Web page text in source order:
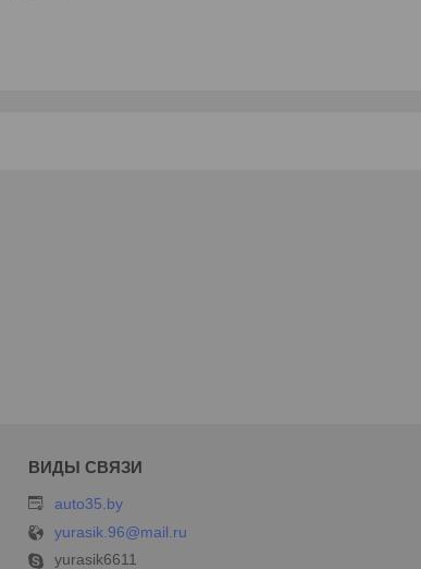
auto35.by
yurasik.96@mail.ru
yurasik6611